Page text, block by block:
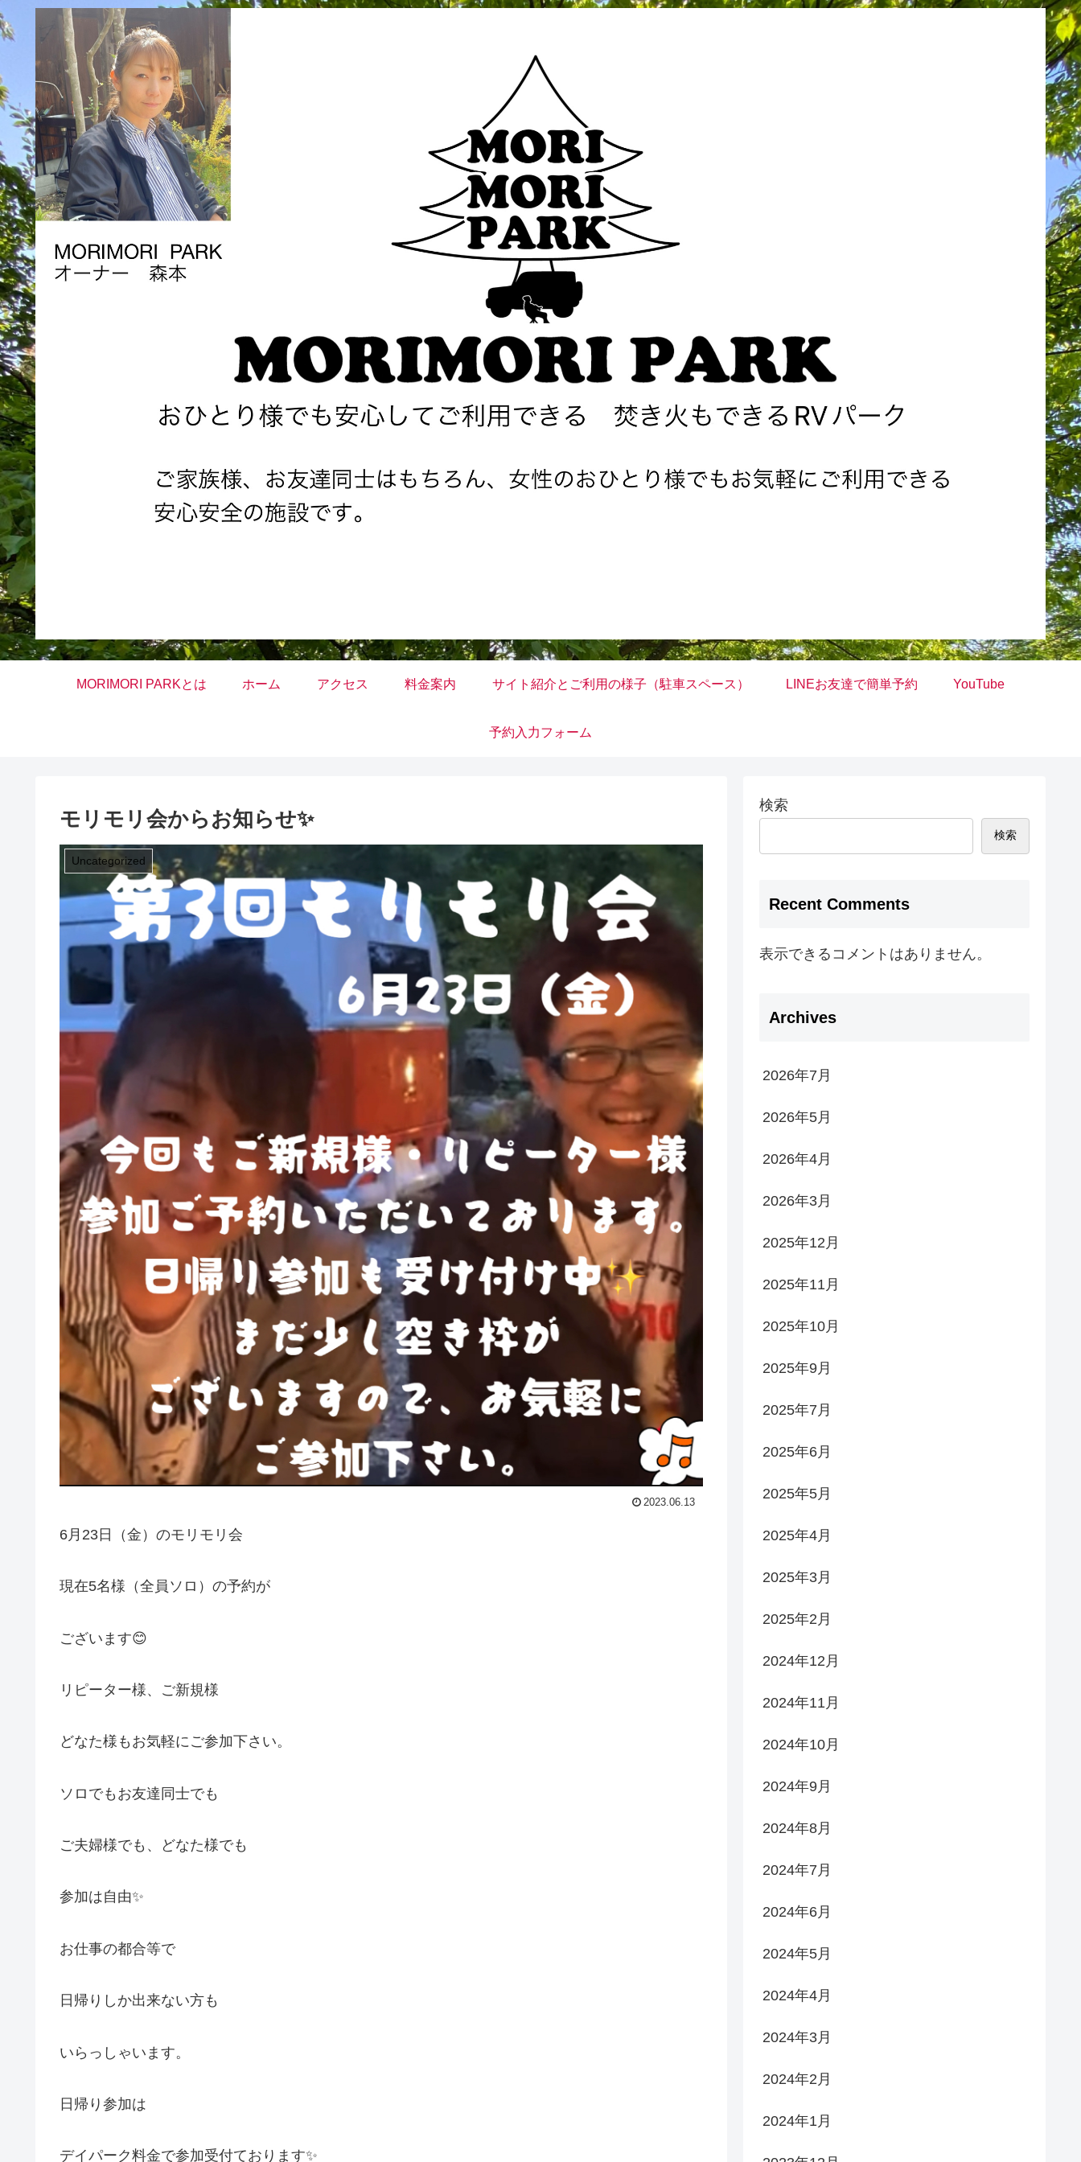
MORIMORI PARKとは ホーム アクセス 料金案内 サイト紹介とご利用の様子（駐車スペース） LINEお友達で簡単予約 YouTube
予約入力フォーム
モリモリ会からお知らせ✨
Uncategorized
2023.06.13
6月23日（金）のモリモリ会
現在5名様（全員ソロ）の予約が
ございます😊
リピーター様、ご新規様
どなた様もお気軽にご参加下さい。
ソロでもお友達同士でも
ご夫婦様でも、どなた様でも
参加は自由✨
お仕事の都合等で
日帰りしか出来ない方も
いらっしゃいます。
日帰り参加は
デイパーク料金で参加受付ております✨
検索
検索
Recent Comments
表示できるコメントはありません。
Archives
2026年7月
2026年5月
2026年4月
2026年3月
2025年12月
2025年11月
2025年10月
2025年9月
2025年7月
2025年6月
2025年5月
2025年4月
2025年3月
2025年2月
2024年12月
2024年11月
2024年10月
2024年9月
2024年8月
2024年7月
2024年6月
2024年5月
2024年4月
2024年3月
2024年2月
2024年1月